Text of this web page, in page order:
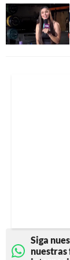
Siga
nuestras